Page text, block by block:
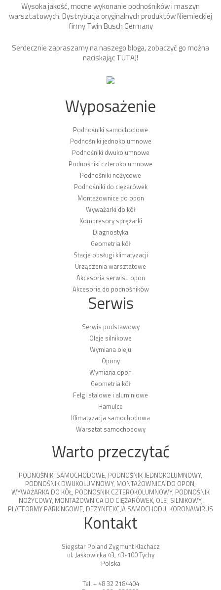
Wysoka jakość, mocne wykonanie podnośników i maszyn
warsztatowych. Dystrybucja oryginalnych produktów Niemieckiej
firmy Twin Busch Germany
Serdecznie zapraszamy na naszego bloga, zobaczyć go można
naciskającTUTAJ!
Wyposażenie
Podnośniki samochodowe
Podnośniki jednokolumnowe
Podnośniki dwukolumnowe
Podnośniki czterokolumnowe
Podnośniki nożycowe
Podnośniki do ciężarówek
Montażownice do opon
Wyważarki do kół
Kompresory sprężarki
Diagnostyka
Geometria kół
Stacje obsługi klimatyzacji
Urządzenia warsztatowe
Akcesoria serwisu opon
Akcesoria do podnośników
Serwis
Serwis podstawowy
Oleje silnikowe
Wymiana oleju
Opony
Wymiana opon
Geometria kół
Felgi stalowe i aluminiowe
Hamulce
Klimatyzacja samochodowa
Warsztat samochodowy
Warto przeczytać
PODNOŚNIKI SAMOCHODOWE, PODNOŚNIK JEDNOKOLUMNOWY,
PODNOŚNIK DWUKOLUMNOWY, MONTAŻOWNICA DO OPON,
WYWAŻARKA DO KÓŁ, PODNOŚNIK CZTEROKOLUMNOWY, PODNOŚNIK
NOŻYCOWY, MONTAŻOWNICA DO CIĘŻARÓWEK, OLEJ SILNIKOWY,
PLATFORMY PARKINGOWE, DEZYNFEKCJA SAMOCHODU, KORONAWIRUS
Kontakt
Siegstar Poland Zygmunt Klachacz
ul. Jaśkowicka 43, 43-100 Tychy
Polska
Tel. + 48 32 2184404